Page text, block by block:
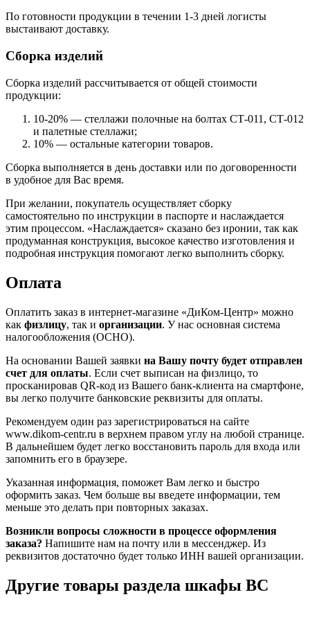
По готовности продукции в течении 1-3 дней логисты
выстаивают доставку.
Сборка изделий
Сборка изделий рассчитывается от общей стоимости
продукции:
10-20% — стеллажи полочные на болтах СТ-011, СТ-012
и палетные стеллажи;
10% — остальные категории товаров.
Сборка выполняется в день доставки или по договоренности
в удобное для Вас время.
При желании, покупатель осуществляет сборку
самостоятельно по инструкции в паспорте и наслаждается
этим процессом. «Наслаждается» сказано без иронии, так как
продуманная конструкция, высокое качество изготовления и
подробная инструкция помогают легко выполнить сборку.
Оплата
Оплатить заказ в интернет-магазине «ДиКом-Центр» можно
как физлицу, так и организации. У нас основная система
налогообложения (ОСНО).
На основании Вашей заявки на Вашу почту будет отправлен
счет для оплаты. Если счет выписан на физлицо, то
просканировав QR-код из Вашего банк-клиента на смартфоне,
вы легко получите банковские реквизиты для оплаты.
Рекомендуем один раз зарегистрироваться на сайте
www.dikom-centr.ru в верхнем правом углу на любой странице.
В дальнейшем будет легко восстановить пароль для входа или
запомнить его в браузере.
Указанная информация, поможет Вам легко и быстро
оформить заказ. Чем больше вы введете информации, тем
меньше это делать при повторных заказах.
Возникли вопросы сложности в процессе оформления
заказа? Напишите нам на почту или в мессенджер. Из
реквизитов достаточно будет только ИНН вашей организации.
Другие товары раздела шкафы ВС